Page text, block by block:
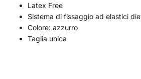
Latex Free
Sistema di fissaggio ad elastici
Colore: azzurro
Taglia unica